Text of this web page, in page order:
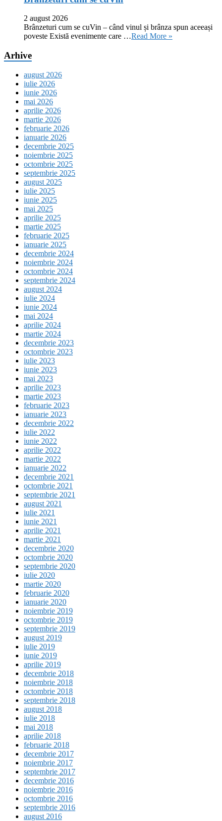
2 august 2026
Brânzeturi cum se cuVin – când vinul și brânza spun aceeași
poveste Există evenimente care …Read More »
Arhive
august 2026
iulie 2026
iunie 2026
mai 2026
aprilie 2026
martie 2026
februarie 2026
ianuarie 2026
decembrie 2025
noiembrie 2025
octombrie 2025
septembrie 2025
august 2025
iulie 2025
iunie 2025
mai 2025
aprilie 2025
martie 2025
februarie 2025
ianuarie 2025
decembrie 2024
noiembrie 2024
octombrie 2024
septembrie 2024
august 2024
iulie 2024
iunie 2024
mai 2024
aprilie 2024
martie 2024
decembrie 2023
octombrie 2023
iulie 2023
iunie 2023
mai 2023
aprilie 2023
martie 2023
februarie 2023
ianuarie 2023
decembrie 2022
iulie 2022
iunie 2022
aprilie 2022
martie 2022
ianuarie 2022
decembrie 2021
octombrie 2021
septembrie 2021
august 2021
iulie 2021
iunie 2021
aprilie 2021
martie 2021
decembrie 2020
octombrie 2020
septembrie 2020
iulie 2020
martie 2020
februarie 2020
ianuarie 2020
noiembrie 2019
octombrie 2019
septembrie 2019
august 2019
iulie 2019
iunie 2019
aprilie 2019
decembrie 2018
noiembrie 2018
octombrie 2018
septembrie 2018
august 2018
iulie 2018
mai 2018
aprilie 2018
februarie 2018
decembrie 2017
noiembrie 2017
septembrie 2017
decembrie 2016
noiembrie 2016
octombrie 2016
septembrie 2016
august 2016